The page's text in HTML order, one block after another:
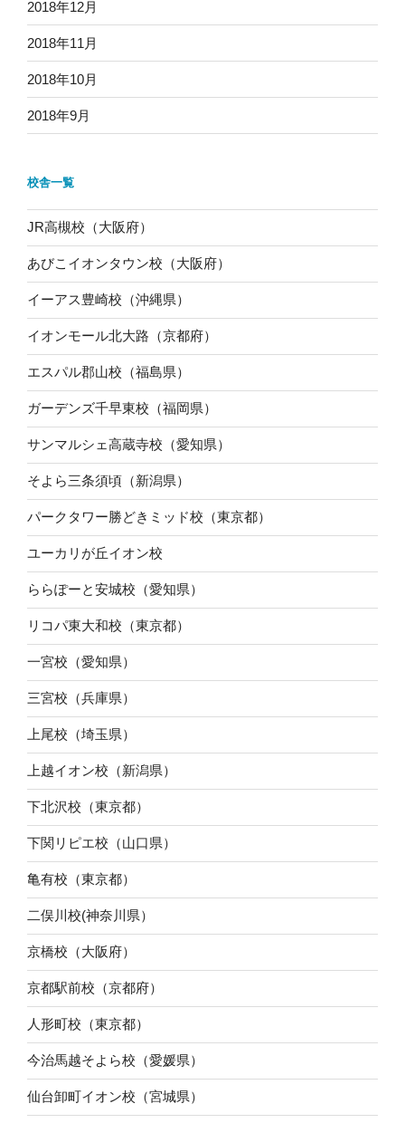
2018年12月
2018年11月
2018年10月
2018年9月
校舎一覧
JR高槻校（大阪府）
あびこイオンタウン校（大阪府）
イーアス豊崎校（沖縄県）
イオンモール北大路（京都府）
エスパル郡山校（福島県）
ガーデンズ千早東校（福岡県）
サンマルシェ高蔵寺校（愛知県）
そよら三条須頃（新潟県）
パークタワー勝どきミッド校（東京都）
ユーカリが丘イオン校
ららぽーと安城校（愛知県）
リコパ東大和校（東京都）
一宮校（愛知県）
三宮校（兵庫県）
上尾校（埼玉県）
上越イオン校（新潟県）
下北沢校（東京都）
下関リピエ校（山口県）
亀有校（東京都）
二俣川校(神奈川県）
京橋校（大阪府）
京都駅前校（京都府）
人形町校（東京都）
今治馬越そよら校（愛媛県）
仙台卸町イオン校（宮城県）